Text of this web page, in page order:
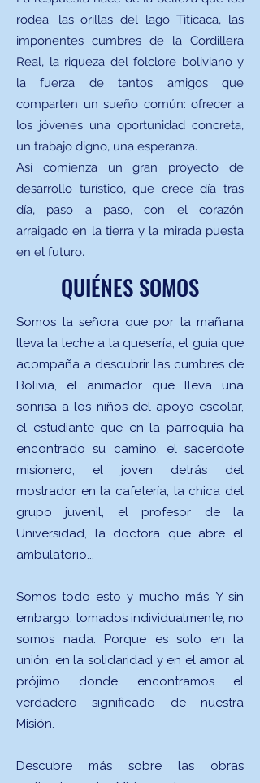
rodea: las orillas del lago Titicaca, las
imponentes cumbres de la Cordillera
Real, la riqueza del folclore boliviano y
la fuerza de tantos amigos que
comparten un sueño común: ofrecer a
los jóvenes una oportunidad concreta,
un trabajo digno, una esperanza.
Así comienza un gran proyecto de
desarrollo turístico, que crece día tras
día, paso a paso, con el corazón
arraigado en la tierra y la mirada puesta
en el futuro.
QUIÉNES SOMOS
Somos la señora que por la mañana
lleva la leche a la quesería, el guía que
acompaña a descubrir las cumbres de
Bolivia, el animador que lleva una
sonrisa a los niños del apoyo escolar,
el estudiante que en la parroquia ha
encontrado su camino, el sacerdote
misionero, el joven detrás del
mostrador en la cafetería, la chica del
grupo juvenil, el profesor de la
Universidad, la doctora que abre el
ambulatorio...
Somos todo esto y mucho más. Y sin
embargo, tomados individualmente, no
somos nada. Porque es solo en la
unión, en la solidaridad y en el amor al
prójimo donde encontramos el
verdadero significado de nuestra
Misión.
Descubre más sobre las obras